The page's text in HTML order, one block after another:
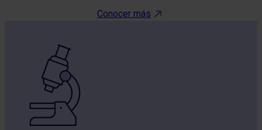
Conocer más